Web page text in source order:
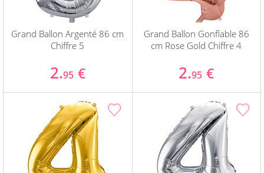
Grand Ballon Argenté 86 cm
Chiffre 5
2.95 €
Grand Ballon Gonflable 86
cm Rose Gold Chiffre 4
2.95 €